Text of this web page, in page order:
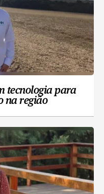
tecnologia para
na região